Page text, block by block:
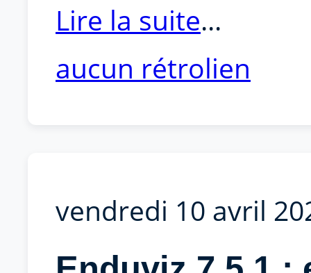
Lire la suite...
aucun rétrolien
vendredi 10 avril